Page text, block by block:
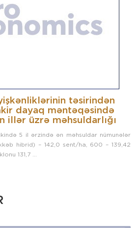
təsirindən
dayaq məntəqəsində
illər üzrə məhsuldarlığı
5 il ərzində ən məhsuldar nümunələr
hibrid) – 142,0 sent/ha, 600 – 139,42
131,7 ...